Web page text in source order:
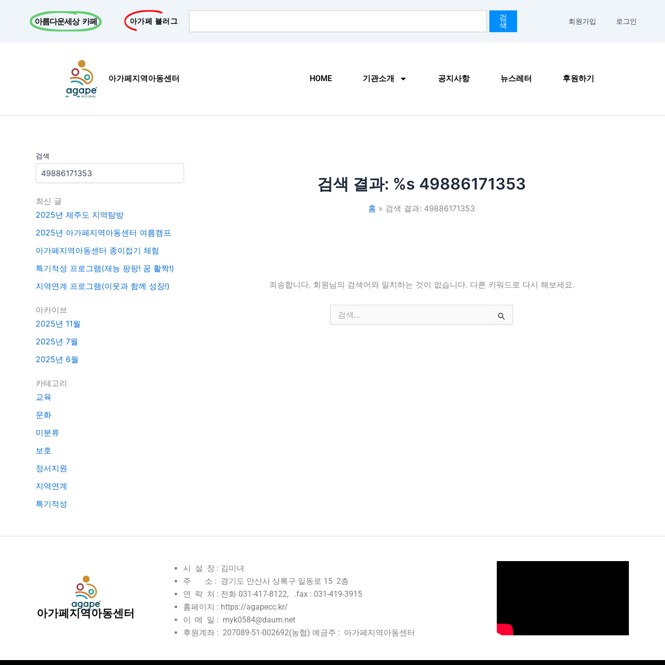
아가페 블러그
아름다운세상 카페
검
색
회원가입 로그인
아가페지역아동센터 HOME 기관소개 공지사항 뉴스레터 후원하기
검색
최신 글
2025년 제주도 지역탐방
2025년 아가페지역아동센터 여름캠프
아가페지역아동센터 종이접기 체험
특기적성 프로그램(재능 팡팡! 꿈 활짝!)
지역연계 프로그램(이웃과 함께 성장!)
아카이브
2025년 11월
2025년 7월
2025년 6월
카테고리
교육
문화
미분류
보호
정서지원
지역연계
특기적성
검색 결과: %s 49886171353
홈 검색 결과: 49886171353
죄송합니다. 회원님의 검색어와 일치하는 것이 없습니다. 다른 키워드로 다시 해보세요.
색
아가페지역아동센터
시 설 장 : 김미녀
주 소 : 경기도 안산사 상록구 일동로 15 2층
연 락 처 : 전화 031-417-8122, .fax : 031-419-3915
홈페이지 : https://agapecc.kr/
이 메 일 : myk0584@daum.net
후원계좌 : 207089-51-002692(농협) 예금주 : 아가페지역아동센터